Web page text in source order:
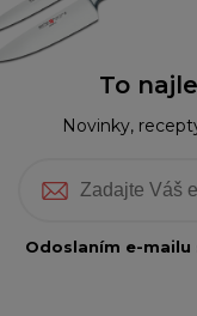
To
Novinky,
Odoslaním e-mailu